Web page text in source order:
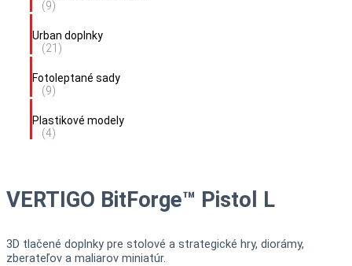
(9)
Urban doplnky
(21)
Fotoleptané sady
(9)
Plastikové modely
(4)
VERTIGO BitForge™ Pistol L
3D tlačené doplnky pre stolové a strategické hry, diorámy,
zberateľov a maliarov miniatúr.